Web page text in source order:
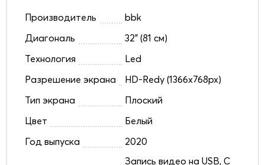
Производитель
bbk
Диагональ
32" (81 см)
Технология
Led
Разрешение экрана
HD-Redy (1366x768px)
Тип экрана
Плоский
Цвет
Белый
Год выпуска
2020
Запись видео на USB, С